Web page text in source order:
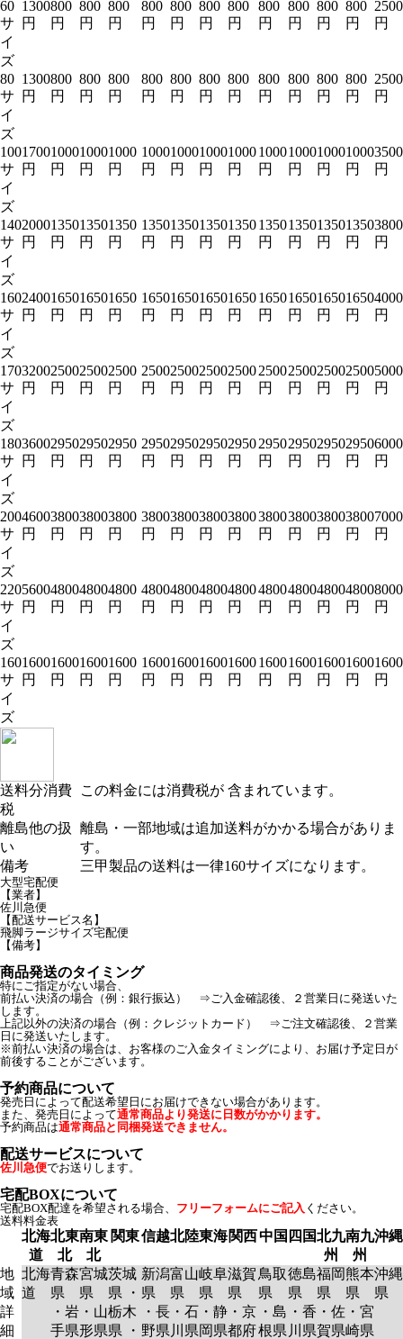
60
サ
イ
ズ
1300
円
800
円
800
円
800
円
800
円
800
円
800
円
800
円
800
円
800
円
800
円
800
円
2500
円
80
サ
イ
ズ
1300
円
800
円
800
円
800
円
800
円
800
円
800
円
800
円
800
円
800
円
800
円
800
円
2500
円
100
サ
イ
ズ
1700
円
1000
円
1000
円
1000
円
1000
円
1000
円
1000
円
1000
円
1000
円
1000
円
1000
円
1000
円
3500
円
140
サ
イ
ズ
2000
円
1350
円
1350
円
1350
円
1350
円
1350
円
1350
円
1350
円
1350
円
1350
円
1350
円
1350
円
3800
円
160
サ
イ
ズ
2400
円
1650
円
1650
円
1650
円
1650
円
1650
円
1650
円
1650
円
1650
円
1650
円
1650
円
1650
円
4000
円
170
サ
イ
ズ
3200
円
2500
円
2500
円
2500
円
2500
円
2500
円
2500
円
2500
円
2500
円
2500
円
2500
円
2500
円
5000
円
180
サ
イ
ズ
3600
円
2950
円
2950
円
2950
円
2950
円
2950
円
2950
円
2950
円
2950
円
2950
円
2950
円
2950
円
6000
円
200
サ
イ
ズ
4600
円
3800
円
3800
円
3800
円
3800
円
3800
円
3800
円
3800
円
3800
円
3800
円
3800
円
3800
円
7000
円
220
サ
イ
ズ
5600
円
4800
円
4800
円
4800
円
4800
円
4800
円
4800
円
4800
円
4800
円
4800
円
4800
円
4800
円
8000
円
160
サ
イ
ズ
1600
円
1600
円
1600
円
1600
円
1600
円
1600
円
1600
円
1600
円
1600
円
1600
円
1600
円
1600
円
1600
円
送料分消費
税
この料金には消費税が 含まれています。
離島他の扱
い
離島・一部地域は追加送料がかかる場合がありま
す。
備考
三甲製品の送料は一律160サイズになります。
大型宅配便
【業者】
佐川急便
【配送サービス名】
飛脚ラージサイズ宅配便
【備考】
商品発送のタイミング
特にご指定がない場合、
前払い決済の場合（例：銀行振込） ⇒ご入金確認後、２営業日に発送いた
します。
上記以外の決済の場合（例：クレジットカード） ⇒ご注文確認後、２営業
日に発送いたします。
※前払い決済の場合は、お客様のご入金タイミングにより、お届け予定日が
前後することがございます。
予約商品について
発売日によって配送希望日にお届けできない場合があります。
また、発売日によって通常商品より発送に日数がかかります。
予約商品は通常商品と同梱発送できません。
配送サービスについて
佐川急便でお送りします。
宅配BOXについて
宅配BOX配達を希望される場合、 フリーフォームにご記入 ください。
送料料金表
北海
道
北東
北
南東
北
関東信越北陸東海関西中国 四国北九
州
南九
州
沖縄
地
域
詳
細
北海
道
青森
県
・岩
手県
宮城
県
・山
形県
茨城
県 ・
栃木
県 ・
新潟
県
・長
野県
富山
県
・石
川県
岐阜
県
・静
岡県
滋賀
県
・京
都府
鳥取
県
・島
根県
徳島
県
・香
川県
福岡
県
・佐
賀県
熊本
県
・宮
崎県
沖縄
県